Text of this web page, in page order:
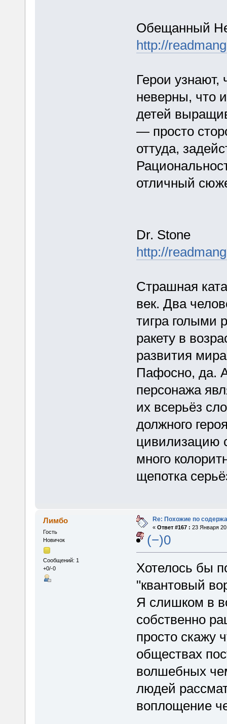
Обещанный
http://
Герои узнают,
неверны, что
детей
— просто
оттуда,
отличный
Dr. Stone
http://
Страшная
век. Два
тигра голыми
ракету в
развития
Пафосно, да.
персонажа
их всерьёз
должного
цивилизацию
много
щепотка
Лимбо
Гость
Новичок
Сообщений: 1
+0/-0
Re: Похожие по
« Ответ #167 : 23 Января
(−)0
Хотелось бы
"квантовый
Я слишком в
собственно
просто скажу
обществах
волшебных
людей
воплощение